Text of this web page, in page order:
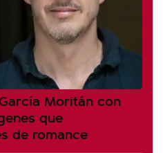
Moritán con
que
de romance